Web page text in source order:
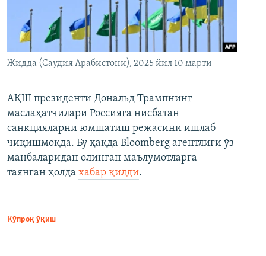
Жидда (Саудия Арабистони), 2025 йил 10 марти
АҚШ президенти Дональд Трампнинг
маслаҳатчилари Россияга нисбатан
санкцияларни юмшатиш режасини ишлаб
чиқишмоқда. Бу ҳақда Bloomberg агентлиги ўз
манбаларидан олинган маълумотларга
таянган ҳолда хабар қилди.
Кўпроқ ўқиш